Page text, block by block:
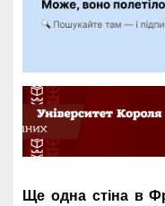
Ще одна стіна в